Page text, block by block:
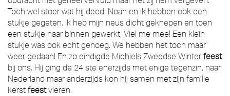
Toch wel stoer wat hij deed. Noah en ik hebben ook een
stukje gegeten. Ik heb mijn neus dicht geknepen en toen
een stukje naar binnen gewerkt. Viel me mee! Een klein
stukje was ook echt genoeg. We hebben het toch maar
weer gedaan! En zo eindigde Michiels Zweedse Winter feest
bij ons. Hij ging de 24 ste enerzijds met enige tegenzin, naar
Nederland maar anderzijds kon hij samen met zijn familie
kerst feestvieren.